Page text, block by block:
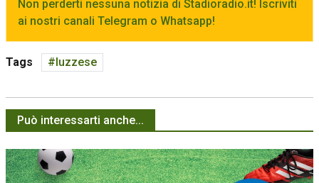
Non perderti nessuna notizia di Stadioradio.it! Iscriviti
ai nostri canali Telegram o Whatsapp!
Tags luzzese
Può interessarti anche...